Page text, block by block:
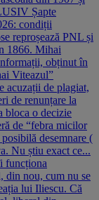
Șapte
condiții
reproșează PNL și
1866. Mihai
obținut în
Viteazul”
de plagiat,
de renunțare la
bloca o decizie
de “febra micilor
desemnare (
Nu știu exact ce...
funcționa
din nou, cum nu se
lui Iliescu. Că